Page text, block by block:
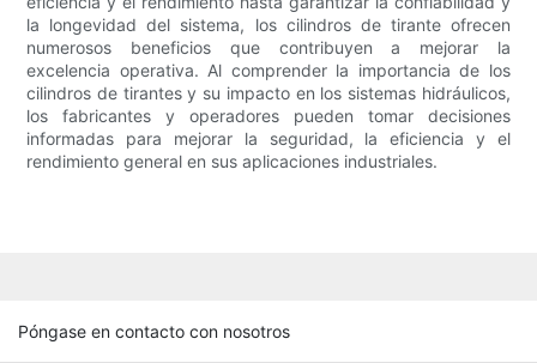
la longevidad del sistema, los cilindros de tirante ofrecen
numerosos beneficios que contribuyen a mejorar la
excelencia operativa. Al comprender la importancia de los
cilindros de tirantes y su impacto en los sistemas hidráulicos,
los fabricantes y operadores pueden tomar decisiones
informadas para mejorar la seguridad, la eficiencia y el
rendimiento general en sus aplicaciones industriales.
Póngase en contacto con nosotros